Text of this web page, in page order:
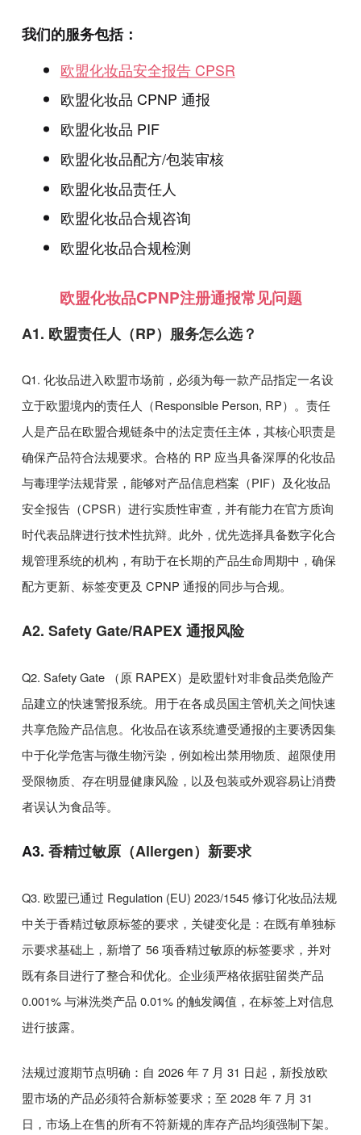
我们的服务包括：
欧盟化妆品安全报告 CPSR
欧盟化妆品 CPNP 通报
欧盟化妆品 PIF
欧盟化妆品配方/包装审核
欧盟化妆品责任人
欧盟化妆品合规咨询
欧盟化妆品合规检测
欧盟化妆品CPNP注册通报常见问题
A1. 欧盟责任人（RP）服务怎么选？
Q1. 化妆品进入欧盟市场前，必须为每一款产品指定一名设
立于欧盟境内的责任人（Responsible Person, RP）。责任
人是产品在欧盟合规链条中的法定责任主体，其核心职责是
确保产品符合法规要求。合格的 RP 应当具备深厚的化妆品
与毒理学法规背景，能够对产品信息档案（PIF）及化妆品
安全报告（CPSR）进行实质性审查，并有能力在官方质询
时代表品牌进行技术性抗辩。此外，优先选择具备数字化合
规管理系统的机构，有助于在长期的产品生命周期中，确保
配方更新、标签变更及 CPNP 通报的同步与合规。
A2. Safety Gate/RAPEX通报风险
Q2. Safety Gate （原RAPEX）是欧盟针对非食品类危险产
品建立的快速警报系统。用于在各成员国主管机关之间快速
共享危险产品信息。化妆品在该系统遭受通报的主要诱因集
中于化学危害与微生物污染，例如检出禁用物质、超限使用
受限物质、存在明显健康风险，以及包装或外观容易让消费
者误认为食品等。
A3. 香精过敏原（Allergen）新要求
Q3. 欧盟已通过 Regulation (EU) 2023/1545修订化妆品法规
中关于香精过敏原标签的要求，关键变化是：在既有单独标
示要求基础上，新增了 56项香精过敏原的标签要求，并对
既有条目进行了整合和优化。企业须严格依据驻留类产品
0.001%与淋洗类产品 0.01% 的触发阈值，在标签上对信息
进行披露。
法规过渡期节点明确：自 2026年7 月 31 日起，新投放欧
盟市场的产品必须符合新标签要求；至 2028年7 月 31
日，市场上在售的所有不符新规的库存产品均须强制下架。